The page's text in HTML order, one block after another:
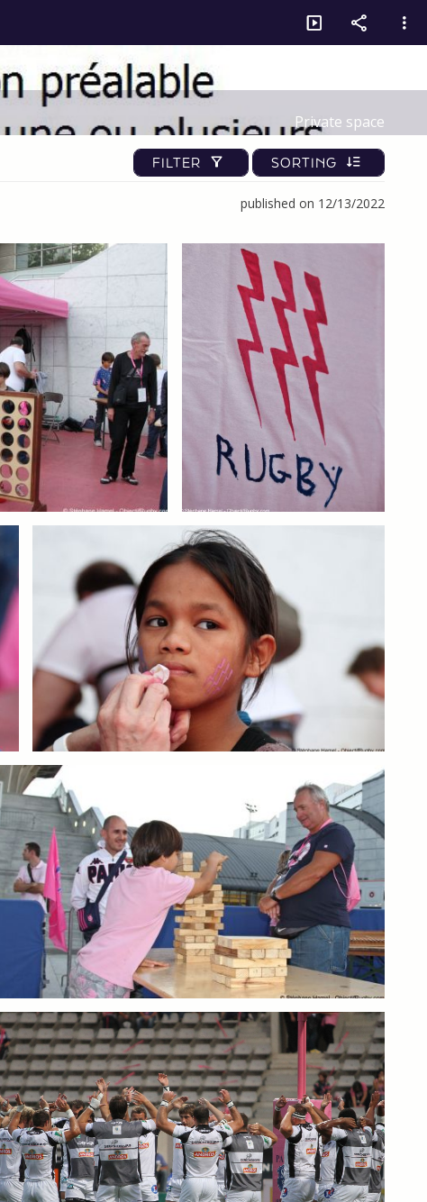
Private space
FILTER SORTING
published on 12/13/2022